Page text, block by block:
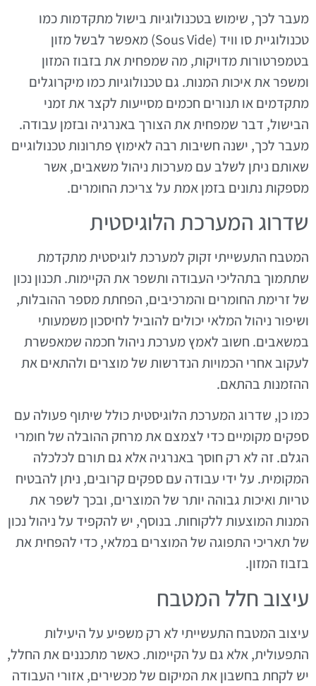
מעבר לכך, שימוש בטכנולוגיות בישול מתקדמות כמו
טכנולוגיית סו וויד (Sous Vide) מאפשר לבשל מזון
בטמפרטורות מדויקות, מה שמפחית את בזבוז המזון
ומשפר את איכות המנות. גם טכנולוגיות כמו מיקרוגלים
מתקדמים או תנורים חכמים מסייעות לקצר את זמני
הבישול, דבר שמפחית את הצורך באנרגיה ובזמן עבודה.
מעבר לכך, ישנה חשיבות רבה לאימוץ פתרונות טכנולוגיים
שאותם ניתן לשלב עם מערכות ניהול משאבים, אשר
מספקות נתונים בזמן אמת על צריכת החומרים.
שדרוג המערכת הלוגיסטית
המטבח התעשייתי זקוק למערכת לוגיסטית מתקדמת
שתתמוך בתהליכי העבודה ותשפר את הקיימות. תכנון נכון
של זרימת החומרים והמרכיבים, הפחתת מספר ההובלות,
ושיפור ניהול המלאי יכולים להוביל לחיסכון משמעותי
במשאבים. חשוב לאמץ מערכת ניהול חכמה שמאפשרת
לעקוב אחרי הכמויות הנדרשות של מוצרים ולהתאים את
ההזמנות בהתאם.
כמו כן, שדרוג המערכת הלוגיסטית כולל שיתוף פעולה עם
ספקים מקומיים כדי לצמצם את מרחק ההובלה של חומרי
הגלם. זה לא רק חוסך באנרגיה אלא גם תורם לכלכלה
המקומית. על ידי עבודה עם ספקים קרובים, ניתן להבטיח
טריות ואיכות גבוהה יותר של המוצרים, ובכך לשפר את
המנות המוצעות ללקוחות. בנוסף, יש להקפיד על ניהול נכון
של תאריכי התפוגה של המוצרים במלאי, כדי להפחית את
בזבוז המזון.
עיצוב חלל המטבח
עיצוב המטבח התעשייתי לא רק משפיע על היעילות
התפעולית, אלא גם על הקיימות. כאשר מתכננים את החלל,
יש לקחת בחשבון את המיקום של מכשירים, אזורי העבודה